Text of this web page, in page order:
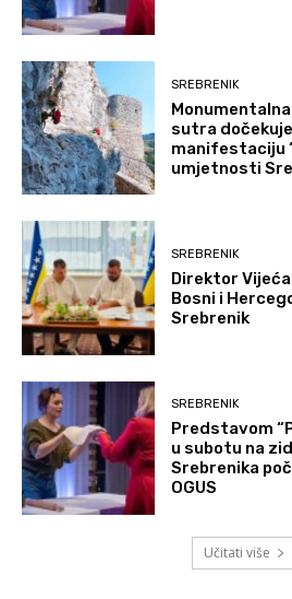
SREBRENIK
sutra
manifestaciju
umjetnosti
SREBRENIK
Direktor
Bosni i
Srebrenik
SREBRENIK
Predstavom
u subotu na
Srebrenika
OGUS
Učitati više